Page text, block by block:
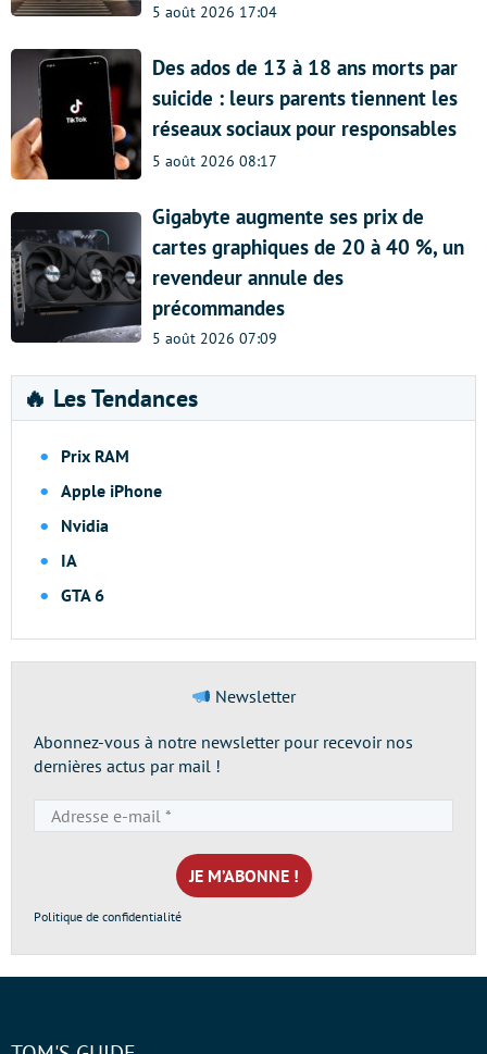
5 août 2026 17:04
Des ados de 13 à 18 ans morts par
suicide : leurs parents tiennent les
réseaux sociaux pour responsables
5 août 2026 08:17
Gigabyte augmente ses prix de
cartes graphiques de 20 à 40 %, un
revendeur annule des
précommandes
5 août 2026 07:09
🔥 Les Tendances
Prix RAM
Apple iPhone
Nvidia
IA
GTA 6
Newsletter
Abonnez-vous à notre newsletter pour recevoir nos
dernières actus par mail !
e-
mail
*
Politique de confidentialité